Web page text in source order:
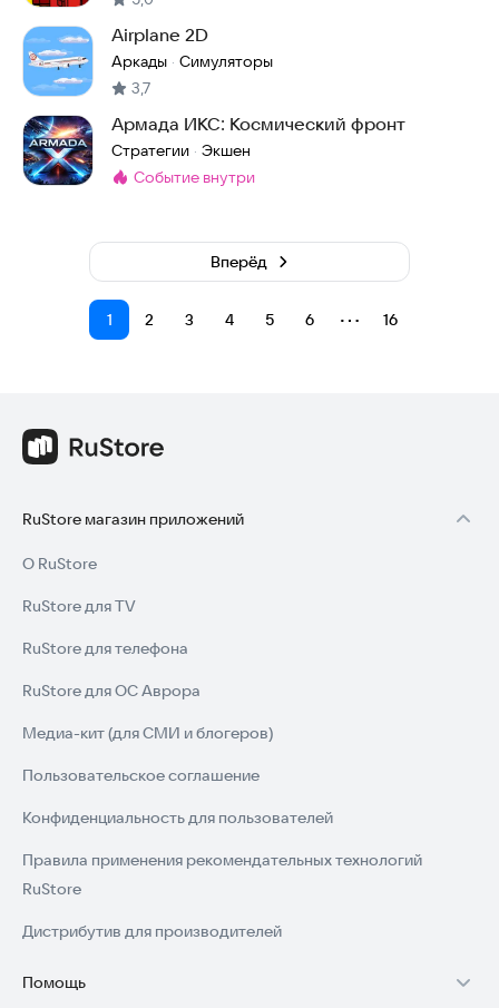
Airplane 2D
Аркады · Симуляторы
3,7
Армада ИКС: Космический фронт
Стратегии · Экшен
Метка:
событие внутри
1 2 3 4 5 6 ⋯ 16
Вперёд
RuStore магазин приложений
О RuStore
RuStore для TV
RuStore для телефона
RuStore для ОС Аврора
Медиа-кит (для СМИ и блогеров)
Пользовательское соглашение
Конфиденциальность для пользователей
Правила применения рекомендательных технологий
RuStore
Дистрибутив для производителей
Помощь